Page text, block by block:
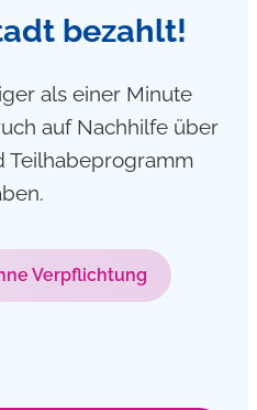
bezahlt!
als einer Minute
auf Nachhilfe über
Teilhabeprogramm
Verpflichtung